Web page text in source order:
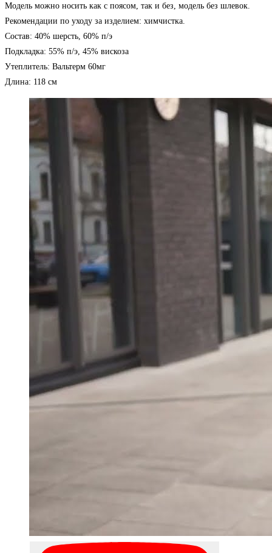
Модель можно носить как с поясом, так и без, модель без шлевок.
Рекомендации по уходу за изделием: химчистка.
Состав: 40% шерсть, 60% п/э
Подкладка: 55% п/э, 45% вискоза
Утеплитель: Вальтерм 60мг
Длина: 118 см